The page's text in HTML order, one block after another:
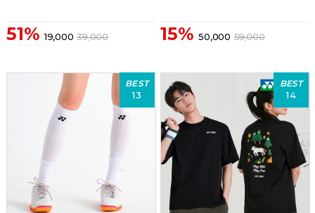
51% 19,000 39,000 15% 50,000 59,000
BEST
13
BEST
14